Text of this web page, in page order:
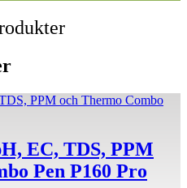
EC, TDS, PPM
Pen P160 Pro